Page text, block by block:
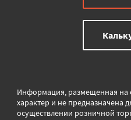
Информация, размещенная на
характер и не предназначена
осуществлении розничной